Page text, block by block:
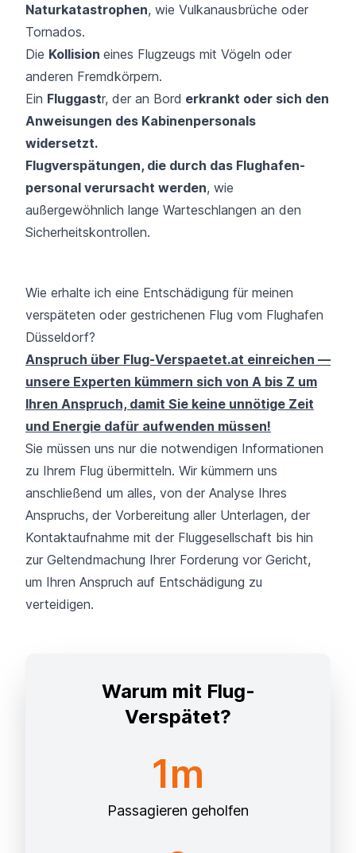
Naturkatastrophen, wie Vulkanausbrüche oder
Tornados.
Die Kollision eines Flugzeugs mit Vögeln oder
anderen Fremdkörpern.
Ein Fluggastr, der an Bord erkrankt oder sich den
Anweisungen des Kabinen­personals
widersetzt.
Flugverspätungen, die durch das Flughafen­
personal verursacht werden, wie
außergewöhnlich lange Warte­schlangen an den
Sicherheitskontrollen.
Wie erhalte ich eine Entschädigung für meinen
verspäteten oder gestrichenen Flug vom Flughafen
Düsseldorf?
Anspruch über Flug-Verspaetet.at einreichen —
unsere Experten kümmern sich von A bis Z um
Ihren Anspruch, damit Sie keine unnötige Zeit
und Energie dafür aufwenden müssen!
Sie müssen uns nur die notwendigen Informationen
zu Ihrem Flug übermitteln. Wir kümmern uns
anschließend um alles, von der Analyse Ihres
Anspruchs, der Vorbereitung aller Unterlagen, der
Kontaktaufnahme mit der Fluggesellschaft bis hin
zur Geltendmachung Ihrer Forderung vor Gericht,
um Ihren Anspruch auf Entschädigung zu
verteidigen.
Warum mit Flug-
Verspätet?
1m
Passagieren geholfen